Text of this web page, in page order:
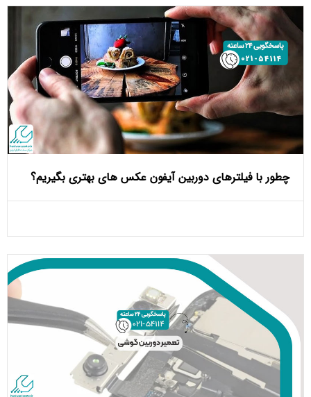
چطور با فیلترهای دوربین آیفون عکس‌ های بهتری بگیریم؟